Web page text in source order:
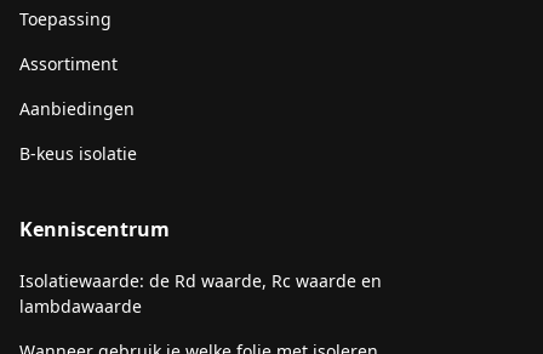
Toepassing
Assortiment
Aanbiedingen
B-keus isolatie
Kenniscentrum
Isolatiewaarde: de Rd waarde, Rc waarde en
lambdawaarde